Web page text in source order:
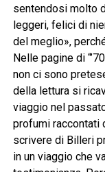
sentendosi molto
leggeri, felici di
del meglio»,
Nelle pagine di
non ci sono
della lettura si
viaggio nel
profumi raccontati
scrivere di Billeri
in un viaggio che